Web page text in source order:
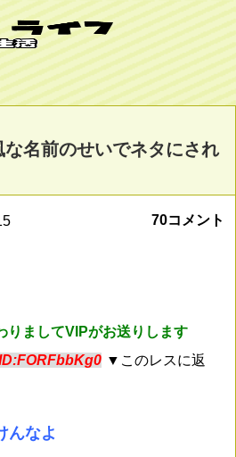
名前のせいでネタにされ
70コメント
りましてVIPがお送りします
▼このレスに返
んなよ